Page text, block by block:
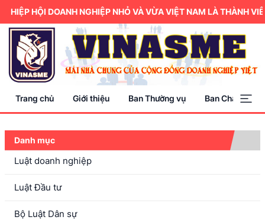
HIỆP HỘI DOANH NGHIỆP NHỎ VÀ VỪA VIỆT NAM LÀ THÀNH
Trang chủ Giới thiệu Ban Thường vụ Ban Chấp hành
Danh mục
Luật doanh nghiệp
Luật Đầu tư
Bộ Luật Dân sự